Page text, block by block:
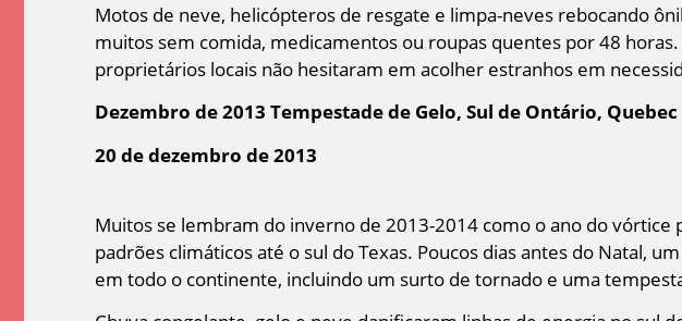
Motos de neve, helicópteros de resgate e limpa-neves rebocando
muitos sem comida, medicamentos ou roupas quentes por 48
proprietários locais não hesitaram em acolher estranhos em
Dezembro de 2013 Tempestade de Gelo, Sul de Ontário,
20 de dezembro de 2013
Muitos se lembram do inverno de 2013-2014 como o ano do
padrões climáticos até o sul do Texas. Poucos dias antes do Natal,
em todo o continente, incluindo um surto de tornado e uma